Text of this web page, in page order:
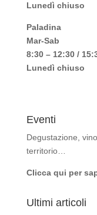
Lunedì chiuso
Paladina
Mar-Sab
8:30 – 12:30 /
Lunedì chiuso
Eventi
Degustazione,
territorio…
Clicca qui per
Ultimi articoli